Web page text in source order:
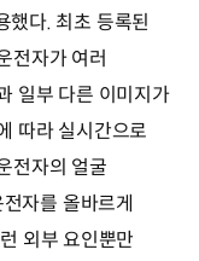
다. 최초 등록된
전자가 여러
일부 다른 이미지가
따라 실시간으로
전자의 얼굴
자를 올바르게
외부 요인뿐만